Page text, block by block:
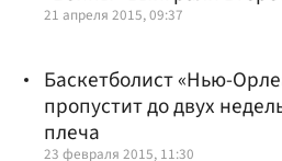
21 апреля 2015, 09:37
Баскетболист «Нью-
пропустит до двух
плеча
23 февраля 2015, 11:30